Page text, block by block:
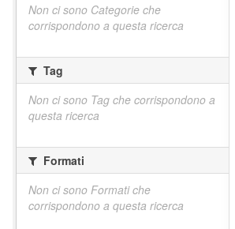
Non ci sono Categorie che
corrispondono a questa ricerca
Tag
Non ci sono Tag che corrispondono a
questa ricerca
Formati
Non ci sono Formati che
corrispondono a questa ricerca